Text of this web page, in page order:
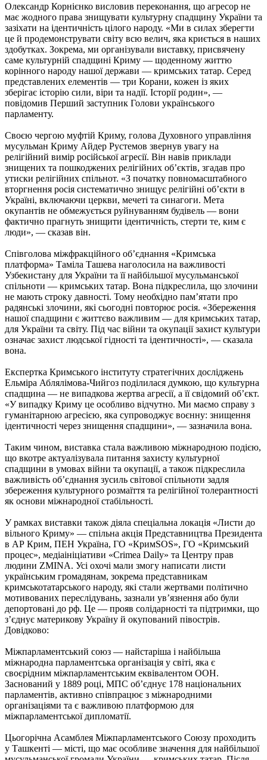
Олександр Корнієнко висловив переконання, що агресор не
має жодного права знищувати культурну спадщину України та
зазіхати на ідентичність цілого народу. «Ми в силах зберегти
це й продемонструвати світу всю велич, яка криється в наших
здобутках. Зокрема, ми організували виставку, присвячену
саме культурній спадщині Криму — щоденному життю
корінного народу нашої держави — кримських татар. Серед
представлених елементів — три Корани, кожен із яких
зберігає історію сили, віри та надії. Історії родин», —
повідомив Перший заступник Голови українського
парламенту.
Своєю чергою муфтій Криму, голова Духовного управління
мусульман Криму Айдер Рустемов звернув увагу на
релігійний вимір російської агресії. Він навів приклади
знищених та пошкоджених релігійних об’єктів, згадав про
утиски релігійних спільнот. «З початку повномасштабного
вторгнення росія систематично знищує релігійні об’єкти в
Україні, включаючи церкви, мечеті та синагоги. Мета
окупантів не обмежується руйнуванням будівель — вони
фактично прагнуть знищити ідентичність, стерти те, ким є
люди», — сказав він.
Співголова міжфракційного об’єднання «Кримська
платформа» Таміла Ташева наголосила на важливості
Узбекистану для України та її найбільшої мусульманської
спільноти — кримських татар. Вона підкреслила, що злочини
не мають строку давності. Тому необхідно пам’ятати про
радянські злочини, які сьогодні повторює росія. «Збереження
нашої спадщини є життєво важливим — для кримських татар,
для України та світу. Під час війни та окупації захист культури
означає захист людської гідності та ідентичності», — сказала
вона.
Експертка Кримського інституту стратегічних досліджень
Ельміра Аблялімова-Чийгоз поділилася думкою, що культурна
спадщина — не випадкова жертва агресії, а її свідомий об’єкт.
«У випадку Криму це особливо відчутно. Ми маємо справу з
гуманітарною агресією, яка супроводжує воєнну: знищення
ідентичності через знищення спадщини», — зазначила вона.
Таким чином, виставка стала важливою міжнародною подією,
що вкотре актуалізувала питання захисту культурної
спадщини в умовах війни та окупації, а також підкреслила
важливість об’єднання зусиль світової спільноти задля
збереження культурного розмаїття та релігійної толерантності
як основи міжнародної стабільності.
У рамках виставки також діяла спеціальна локація «Листи до
вільного Криму» — спільна акція Представництва Президента
в АР Крим, ПЕН Україна, ГО «КримSOS», ГО «Кримський
процес», медіаініціативи «Crimea Daily» та Центру прав
людини ZMINA. Усі охочі мали змогу написати листи
українським громадянам, зокрема представникам
кримськотатарського народу, які стали жертвами політично
мотивованих переслідувань, зазнали ув’язнення або були
депортовані до рф. Це — прояв солідарності та підтримки, що
з’єднує материкову Україну й окупований півострів.
Довідково:
Міжпарламентський союз — найстаріша і найбільша
міжнародна парламентська організація у світі, яка є
своєрідним міжпарламентським еквівалентом ООН.
Заснований у 1889 році, МПС об’єднує 178 національних
парламентів, активно співпрацює з міжнародними
організаціями та є важливою платформою для
міжпарламентської дипломатії.
Цьогорічна Асамблея Міжпарламентського Союзу проходить
у Ташкенті — місті, що має особливе значення для найбільшої